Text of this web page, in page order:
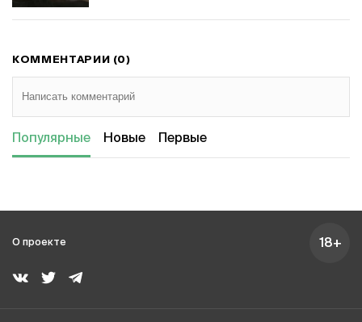
КОММЕНТАРИИ (0)
Популярные Новые Первые
О проекте 18+